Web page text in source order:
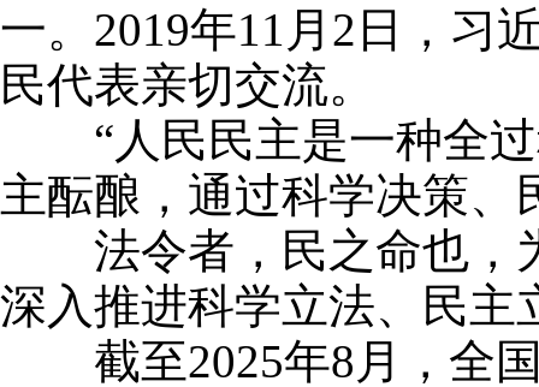
一。2019年11月2日，习
民代表亲切交流。
“人民民主是一种全过
主酝酿，通过科学决策、
法令者，民之命也，为
深入推进科学立法、民主
截至2025年8月，全国